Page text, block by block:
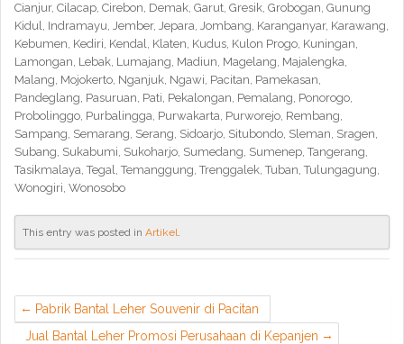
Cianjur, Cilacap, Cirebon, Demak, Garut, Gresik, Grobogan, Gunung
Kidul, Indramayu, Jember, Jepara, Jombang, Karanganyar, Karawang,
Kebumen, Kediri, Kendal, Klaten, Kudus, Kulon Progo, Kuningan,
Lamongan, Lebak, Lumajang, Madiun, Magelang, Majalengka,
Malang, Mojokerto, Nganjuk, Ngawi, Pacitan, Pamekasan,
Pandeglang, Pasuruan, Pati, Pekalongan, Pemalang, Ponorogo,
Probolinggo, Purbalingga, Purwakarta, Purworejo, Rembang,
Sampang, Semarang, Serang, Sidoarjo, Situbondo, Sleman, Sragen,
Subang, Sukabumi, Sukoharjo, Sumedang, Sumenep, Tangerang,
Tasikmalaya, Tegal, Temanggung, Trenggalek, Tuban, Tulungagung,
Wonogiri, Wonosobo
This entry was posted in Artikel.
Pabrik Bantal Leher Souvenir di Pacitan
Jual Bantal Leher Promosi Perusahaan di Kepanjen